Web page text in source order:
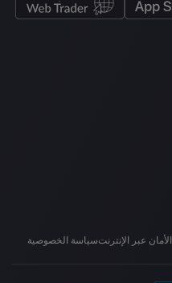
الأمان عبر الإنترنتسياسة الخصوصية